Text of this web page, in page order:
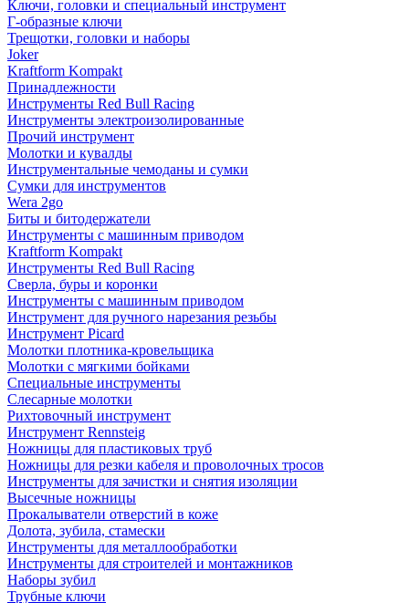
Ключи, головки и специальный инструмент
Г-образные ключи
Трещотки, головки и наборы
Joker
Kraftform Kompakt
Принадлежности
Инструменты Red Bull Racing
Инструменты электроизолированные
Прочий инструмент
Молотки и кувалды
Инструментальные чемоданы и сумки
Сумки для инструментов
Wera 2go
Биты и битодержатели
Инструменты с машинным приводом
Kraftform Kompakt
Инструменты Red Bull Racing
Сверла, буры и коронки
Инструменты с машинным приводом
Инструмент для ручного нарезания резьбы
Инструмент Picard
Молотки плотника-кровельщика
Молотки с мягкими бойками
Специальные инструменты
Слесарные молотки
Рихтовочный инструмент
Инструмент Rennsteig
Ножницы для пластиковых труб
Ножницы для резки кабеля и проволочных тросов
Инструменты для зачистки и снятия изоляции
Высечные ножницы
Прокалыватели отверстий в коже
Долота, зубила, стамески
Инструменты для металлообработки
Инструменты для строителей и монтажников
Наборы зубил
Трубные ключи